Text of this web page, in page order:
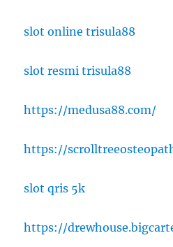
slot online trisula88
slot resmi trisula88
https://medusa88.com/
https://
slot qris 5k
https://